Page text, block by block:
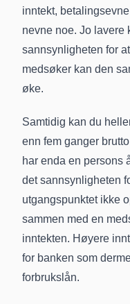
inntekt,
nevne noe. Jo lavere
sannsynligheten for
medsøker kan den
øke.
Samtidig kan du
enn fem ganger
har enda en persons
det sannsynligheten
utgangspunktet ikke
sammen med en
inntekten. Høyere
for banken som
forbrukslån.